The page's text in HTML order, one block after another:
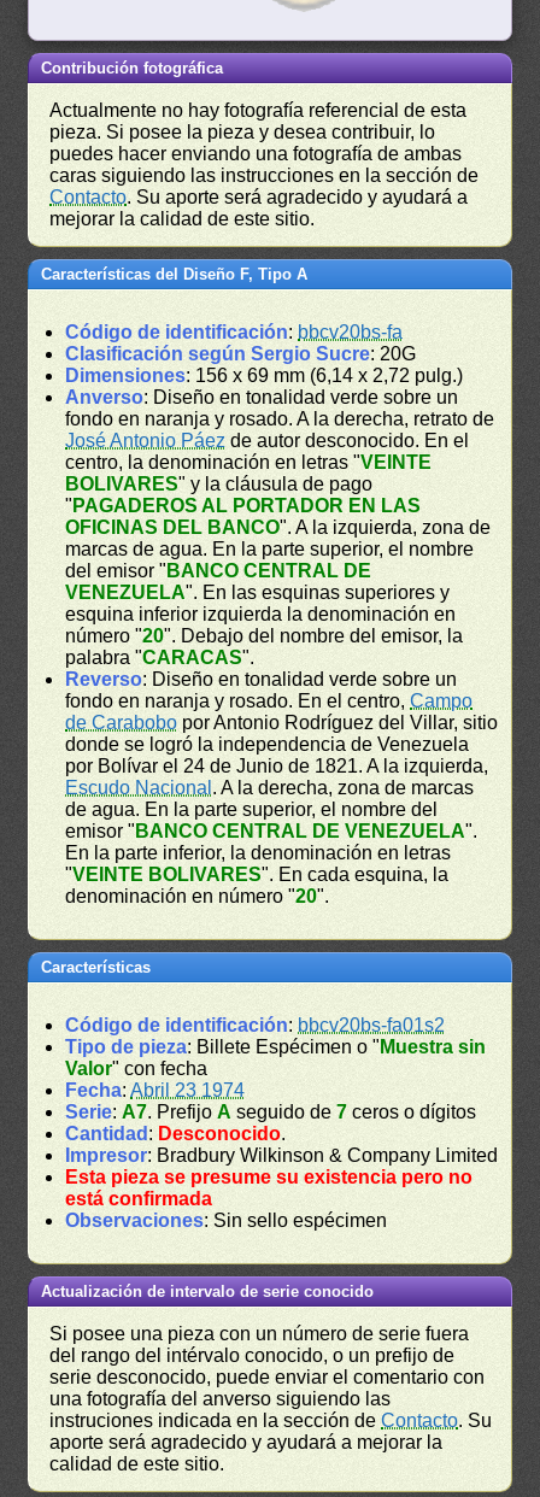
Contribución fotográfica
Actualmente no hay fotografía referencial de esta
pieza. Si posee la pieza y desea contribuir, lo
puedes hacer enviando una fotografía de ambas
caras siguiendo las instrucciones en la sección de
Contacto. Su aporte será agradecido y ayudará a
mejorar la calidad de este sitio.
Características del Diseño F, Tipo A
Código de identificación: bbcv20bs-fa
Clasificación según Sergio Sucre: 20G
Dimensiones: 156 x 69 mm (6,14 x 2,72 pulg.)
Anverso: Diseño en tonalidad verde sobre un
fondo en naranja y rosado. A la derecha, retrato de
José Antonio Páez de autor desconocido. En el
centro, la denominación en letras "VEINTE
BOLIVARES" y la cláusula de pago
" PAGADEROS AL PORTADOR EN LAS
OFICINAS DEL BANCO". A la izquierda, zona de
marcas de agua. En la parte superior, el nombre
del emisor " BANCO CENTRAL DE
VENEZUELA". En las esquinas superiores y
esquina inferior izquierda la denominación en
número "20". Debajo del nombre del emisor, la
palabra "CARACAS".
Reverso: Diseño en tonalidad verde sobre un
fondo en naranja y rosado. En el centro,Campo
de Carabobo por Antonio Rodríguez del Villar, sitio
donde se logró la independencia de Venezuela
por Bolívar el 24 de Junio de 1821. A la izquierda,
Escudo Nacional . A la derecha, zona de marcas
de agua. En la parte superior, el nombre del
emisor " BANCO CENTRAL DE VENEZUELA".
En la parte inferior, la denominación en letras
"VEINTE BOLIVARES". En cada esquina, la
denominación en número "20".
Características
Código de identificación: bbcv20bs-fa01s2
Tipo de pieza: Billete Espécimen o " Muestra sin
Valor" con fecha
Fecha:Abril 23 1974
Serie: A7. PrefijoA seguido de7 ceros o dígitos
Cantidad : Desconocido.
Impresor: Bradbury Wilkinson & Company Limited
Esta pieza se presume su existencia pero no
está confirmada
Observaciones: Sin sello espécimen
Actualización de intervalo de serie conocido
Si posee una pieza con un número de serie fuera
del rango del intérvalo conocido, o un prefijo de
serie desconocido, puede enviar el comentario con
una fotografía del anverso siguiendo las
instruciones indicada en la sección deContacto. Su
aporte será agradecido y ayudará a mejorar la
calidad de este sitio.